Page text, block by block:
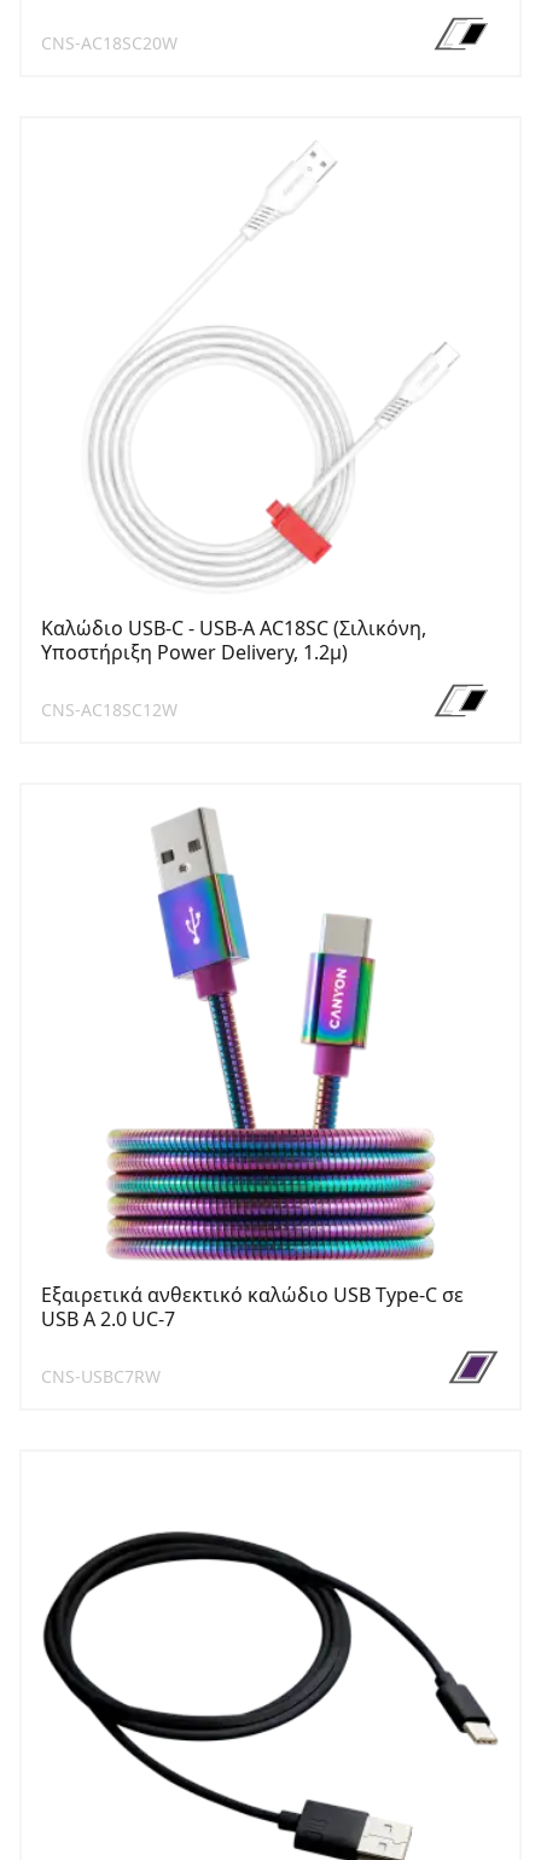
CNS-AC18SC20W
Καλώδιο USB-C - USB-A AC18SC (Σιλικόνη,
Υποστήριξη Power Delivery, 1.2μ)
CNS-AC18SC12W
Εξαιρετικά ανθεκτικό καλώδιο USB Type-C σε
USB A 2.0 UC-7
CNS-USBC7RW